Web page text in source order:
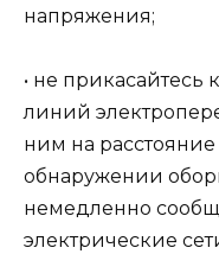
напряжения;
• не
линий
ним на
обнаружении
немедленно
электрические